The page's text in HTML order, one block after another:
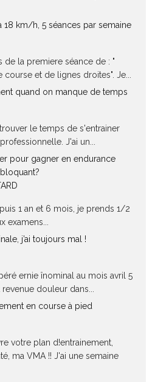
18 km/h, 5 séances par semaine
de la premiere séance de : "
et de lignes droites". Je...
quand on manque de temps
le temps de s'entrainer
J'ai un...
pour gagner en endurance
1 an et 6 mois, je prends 1/2
examens...
j’ai toujours mal !
ernie înominal au mois avril 5
douleur dans...
en course à pied
votre plan d!entrainement,
ma VMA !! J'ai une semaine